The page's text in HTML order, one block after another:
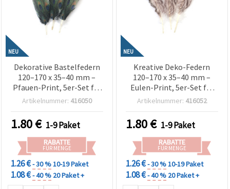
NEU
Dekorative Bastelfedern
120–170 x 35–40 mm –
Pfauen-Print, 5er-Set für
exotische DIY-
Deko & kreative
Handarbeiten
Artikelnummer: 416050
1.80€ 1-9 Paket
RABATTE
FÜR MENGE
1.26 €- 30 %10-19 Paket
1.08 €- 40 % 20 Paket +
NEU
Kreative Deko-Federn
120–170 x 35–40 mm –
Eulen-Print, 5er-Set für
Basteln & DIY Deko,
Themenprojekte
Artikelnummer: 416052
1.80€ 1-9 Paket
RABATTE
FÜR MENGE
1.26 €- 30 %10-19 Paket
1.08 €- 40 % 20 Paket +